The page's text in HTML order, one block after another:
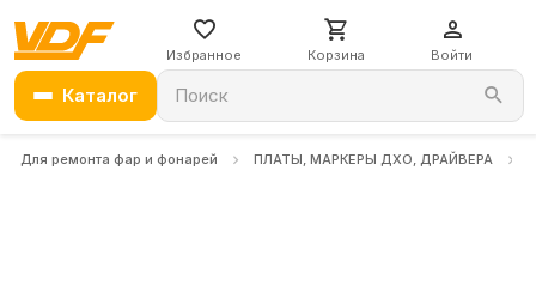
Избранное Корзина Войти
Каталог Поиск
Для ремонта фар и фонарей ПЛАТЫ, МАРКЕРЫ ДХО, ДРАЙВЕРА